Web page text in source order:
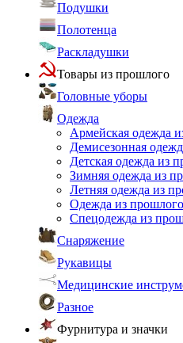
Подушки
Полотенца
Раскладушки
Товары из прошлого
Головные уборы
Одежда
Армейская одежда
Демисезонная
Детская одежда из
Зимняя одежда из
Летняя одежда из
Одежда из
Спецодежда из
Снаряжение
Рукавицы
Медицинские
Разное
Фурнитура и значки